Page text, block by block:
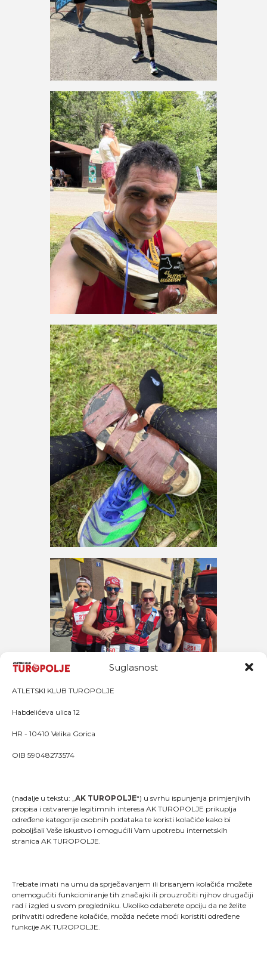
Suglasnost
ATLETSKI KLUB TUROPOLJE
Habdelićeva ulica 12
HR - 10410 Velika Gorica
OIB 59048273574
(nadalje u tekstu: „AK TUROPOLJE“) u svrhu ispunjenja primjenjivih
propisa i ostvarenje legitimnih interesa AK TUROPOLJE prikuplja
određene kategorije osobnih podataka te koristi kolačiće kako bi
poboljšali Vaše iskustvo i omogućili Vam upotrebu internetskih
stranica AK TUROPOLJE.
Trebate imati na umu da sprječavanjem ili brisanjem kolačića možete
onemogućiti funkcioniranje tih značajki ili prouzročiti njihov drugačiji
rad i izgled u svom pregledniku. Ukoliko odaberete opciju da ne želite
prihvatiti određene kolačiće, možda nećete moći koristiti određene
funkcije AK TUROPOLJE.
"Kao što svaki trkač zna, trčanje je više od pukog
stavljanja jedne noge ispred druge; ono je način života
i dio onoga što jesmo."